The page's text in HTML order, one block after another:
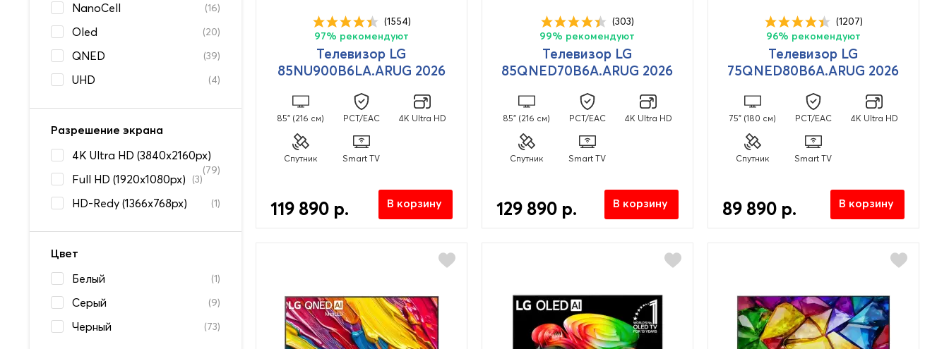
NanoCell (16)
Oled (20)
QNED (39)
UHD (4)
Разрешение экрана
4K Ultra HD (3840x2160px)
(79)
Full HD (1920x1080px) (3)
HD-Redy (1366x768px) (1)
Цвет
Белый
(1)
Серый (9)
Черный (73)
(1554)
97% рекомендуют
Телевизор LG
85NU900B6LA.ARUG 2026
85" (216 см) PCT/EAC 4K Ultra HD
Спутник Smart TV
119 890 р. В корзину
(303)
99% рекомендуют
Телевизор LG
85QNED70B6A.ARUG 2026
85" (216 см) PCT/EAC 4K Ultra HD
Спутник Smart TV
129 890 р. В корзину
(1207)
96% рекомендуют
Телевизор LG
75QNED80B6A.ARUG 2026
75" (180 см) PCT/EAC 4K Ultra HD
Спутник Smart TV
89 890 р. В корзину